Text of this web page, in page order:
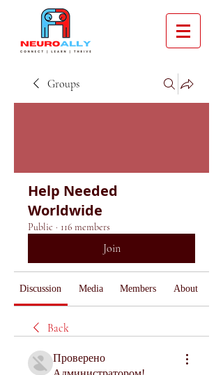
Groups
Help Needed
Worldwide
Public · 116 members
Join
Discussion Media Members About
Back
Проверено